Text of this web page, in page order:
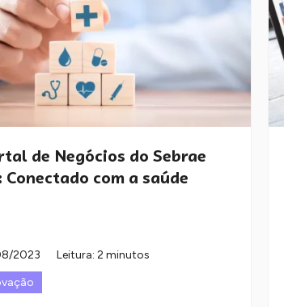
de Negócios do Sebrae
Conectado com a saúde
2023
Leitura: 2 minutos